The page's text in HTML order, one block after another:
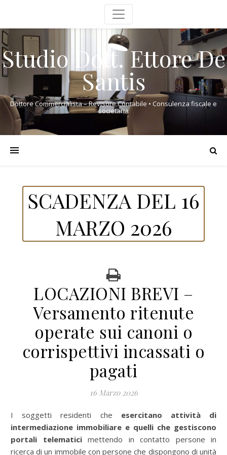
Studio Dott. Ettore De
Santis
Dottore Commercialista – Revisore Contabile • Consulenza fiscale e
societaria
SCADENZA DEL 16
MARZO 2026
LOCAZIONI BREVI –
Versamento ritenute
operate sui canoni o
corrispettivi incassati o
pagati
16 Marzo 2026
I soggetti residenti che esercitano attività di
intermediazione immobiliare e quelli che gestiscono
portali telematicimettendo in contatto persone in
ricerca di un immobile con persone che dispongono di unità